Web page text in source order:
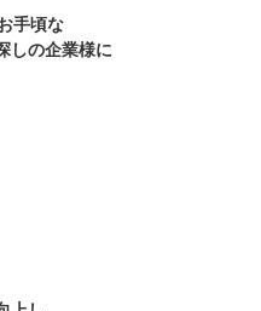
手頃な
しの企業様に